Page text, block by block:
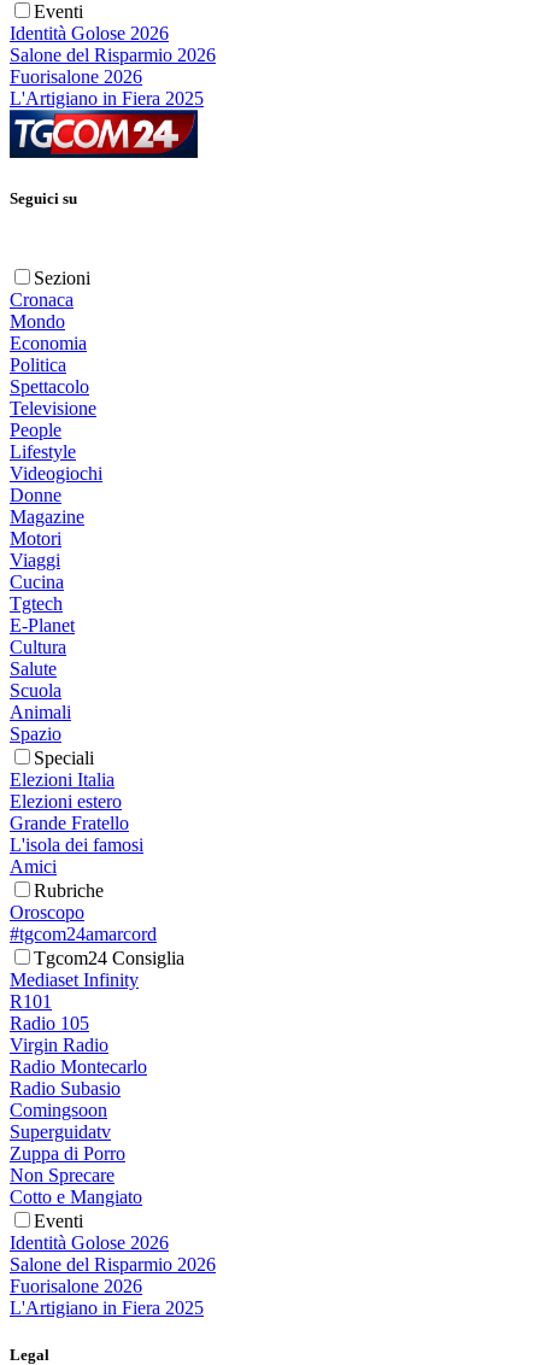
Eventi
Identità Golose 2026
Salone del Risparmio 2026
Fuorisalone 2026
L'Artigiano in Fiera 2025
Seguici su
Sezioni
Cronaca
Mondo
Economia
Politica
Spettacolo
Televisione
People
Lifestyle
Videogiochi
Donne
Magazine
Motori
Viaggi
Cucina
Tgtech
E-Planet
Cultura
Salute
Scuola
Animali
Spazio
Speciali
Elezioni Italia
Elezioni estero
Grande Fratello
L'isola dei famosi
Amici
Rubriche
Oroscopo
#tgcom24amarcord
Tgcom24 Consiglia
Mediaset Infinity
R101
Radio 105
Virgin Radio
Radio Montecarlo
Radio Subasio
Comingsoon
Superguidatv
Zuppa di Porro
Non Sprecare
Cotto e Mangiato
Eventi
Identità Golose 2026
Salone del Risparmio 2026
Fuorisalone 2026
L'Artigiano in Fiera 2025
Legal